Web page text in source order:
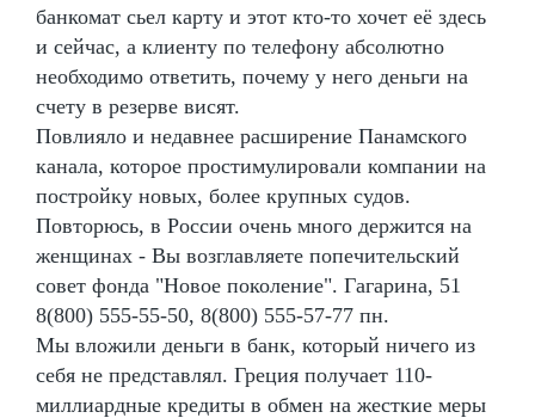
банкомат сьел карту и этот кто-то хочет её здесь
и сейчас, а клиенту по телефону абсолютно
необходимо ответить, почему у него деньги на
счету в резерве висят.
Повлияло и недавнее расширение Панамского
канала, которое простимулировали компании на
постройку новых, более крупных судов.
Повторюсь, в России очень много держится на
женщинах - Вы возглавляете попечительский
совет фонда "Новое поколение". Гагарина, 51
8(800) 555-55-50, 8(800) 555-57-77 пн.
Мы вложили деньги в банк, который ничего из
себя не представлял. Греция получает 110-
миллиардные кредиты в обмен на жесткие меры